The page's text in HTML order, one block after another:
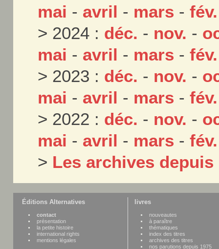
mai - avril - mars -fév.
> 2024 : déc. - nov. -
mai - avril - mars -fév.
> 2023 : déc. - nov. -
mai - avril - mars -fév.
> 2022 : déc. - nov. -
mai - avril - mars -fév.
> Les archives depuis
Éditions Alternatives
contact
présentation
la petite histoire
international rights
mentions légales
livres
nouveautes
à paraître
thématiques
index des titres
archives des titres
nos parutions depuis 1975